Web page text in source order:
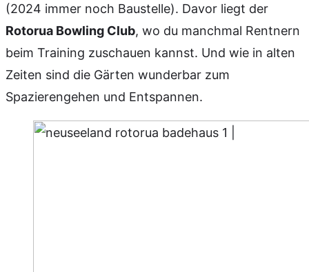
(2024 immer noch Baustelle). Davor liegt der
Rotorua Bowling Club, wo du manchmal Rentnern
beim Training zuschauen kannst. Und wie in alten
Zeiten sind die Gärten wunderbar zum
Spazierengehen und Entspannen.